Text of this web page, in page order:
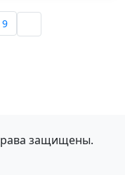
9
защищены.